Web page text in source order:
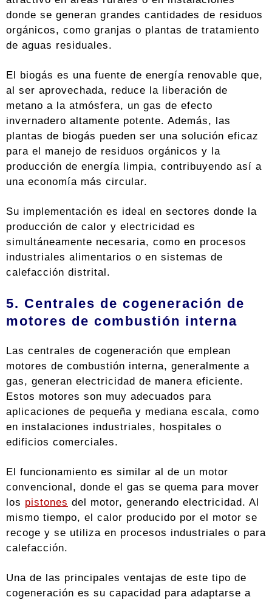
donde se generan grandes cantidades de residuos
orgánicos, como granjas o plantas de tratamiento
de aguas residuales.
El biogás es una fuente de energía renovable que,
al ser aprovechada, reduce la liberación de
metano a la atmósfera, un gas de efecto
invernadero altamente potente. Además, las
plantas de biogás pueden ser una solución eficaz
para el manejo de residuos orgánicos y la
producción de energía limpia, contribuyendo así a
una economía más circular.
Su implementación es ideal en sectores donde la
producción de calor y electricidad es
simultáneamente necesaria, como en procesos
industriales alimentarios o en sistemas de
calefacción distrital.
5. Centrales de cogeneración de
motores de combustión interna
Las centrales de cogeneración que emplean
motores de combustión interna, generalmente a
gas, generan electricidad de manera eficiente.
Estos motores son muy adecuados para
aplicaciones de pequeña y mediana escala, como
en instalaciones industriales, hospitales o
edificios comerciales.
El funcionamiento es similar al de un motor
convencional, donde el gas se quema para mover
los pistones del motor, generando electricidad. Al
mismo tiempo, el calor producido por el motor se
recoge y se utiliza en procesos industriales o para
calefacción.
Una de las principales ventajas de este tipo de
cogeneración es su capacidad para adaptarse a